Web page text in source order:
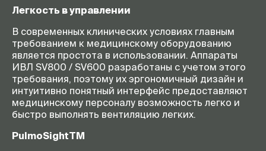
спонтанное дыхание SBT
Легкость в управлении
В современных клинических условиях главным
требованием к медицинскому оборудованию
является простота в использовании. Аппараты
ИВЛ SV800 / SV600 разработаны с учетом этого
требования, поэтому их эргономичный дизайн и
интуитивно понятный интерфейс предоставляют
медицинскому персоналу возможность легко и
быстро выполнять вентиляцию легких.
PulmoSightTM